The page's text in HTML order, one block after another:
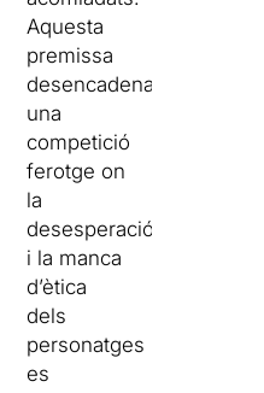
Aquesta
premissa
desencadena
una
competició
ferotge on
la
desesperació
i la manca
d’ètica
dels
personatges
es